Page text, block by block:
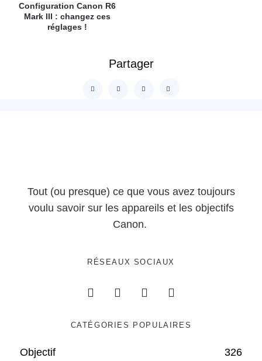
Configuration Canon R6
Mark III : changez ces
réglages !
Partager
Tout (ou presque) ce que vous avez toujours
voulu savoir sur les appareils et les objectifs
Canon.
RÉSEAUX SOCIAUX
CATÉGORIES POPULAIRES
Objectif 326